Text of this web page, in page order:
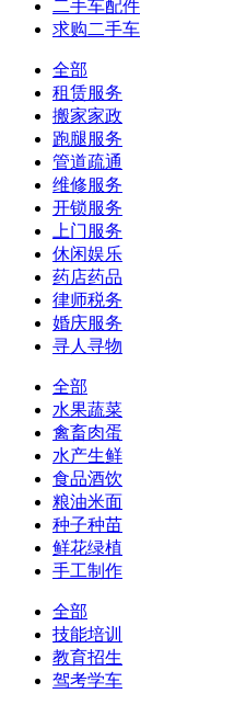
二手车配件
求购二手车
全部
租赁服务
搬家家政
跑腿服务
管道疏通
维修服务
开锁服务
上门服务
休闲娱乐
药店药品
律师税务
婚庆服务
寻人寻物
全部
水果蔬菜
禽畜肉蛋
水产生鲜
食品酒饮
粮油米面
种子种苗
鲜花绿植
手工制作
全部
技能培训
教育招生
驾考学车